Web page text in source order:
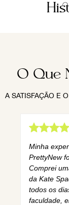
O Que
A SATISFAÇÃO E
Minha
PrettyNew
Comprei
da Kate
todos os
faculdade,